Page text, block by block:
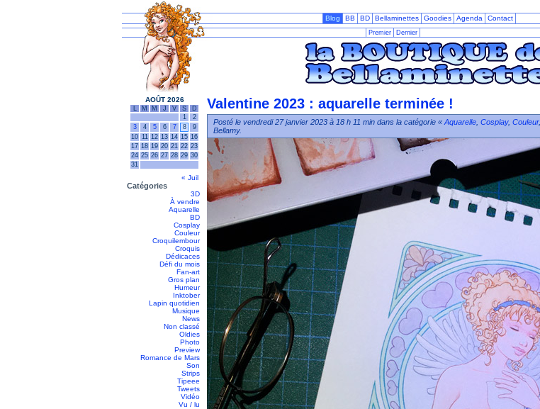
Blog BB BD Bellaminettes Goodies Agenda Contact
Premier Dernier
AOÛT 2026
L M M J V S
D
1
2
3
4 5 6 7 8
9
10 11 12 13 14 15 16
17 18 19 20 21 22 23
24 25 26 27 28 29 30
31
« Juil
Catégories
3D
À vendre
Aquarelle
BD
Cosplay
Couleur
Croquilembour
Croquis
Dédicaces
Défi du mois
Fan-art
Gros plan
Humeur
Inktober
Lapin quotidien
Musique
News
Non classé
Oldies
Photo
Preview
Romance de Mars
Son
Strips
Tipeee
Tweets
Vidéo
Vu / lu
Valentine 2023 : aquarelle terminée !
Posté le vendredi 27 janvier 2023 à 18 h 11 min dans la catégorie « Aquarelle Cosplay, Couleur,
Bellamy.